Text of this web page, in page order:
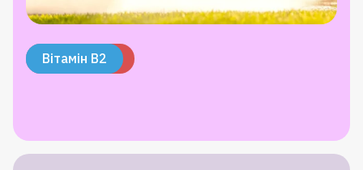
Вітамін E
Олія лосося
Біотин
Цинк
Вітамін B2